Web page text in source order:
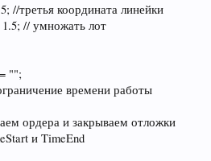
//третья координата линейки
// умножать лот
"";
времени работы
ордера и закрываем отложки
и TimeEnd